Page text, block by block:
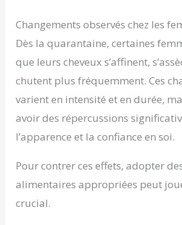
Changements observés chez les
Dès la quarantaine, certaines
que leurs cheveux s’affinent,
chutent plus fréquemment. Ces
varient en intensité et en durée,
avoir des répercussions
l’apparence et la confiance en soi.
Pour contrer ces effets, adopter
alimentaires appropriées peut
crucial.